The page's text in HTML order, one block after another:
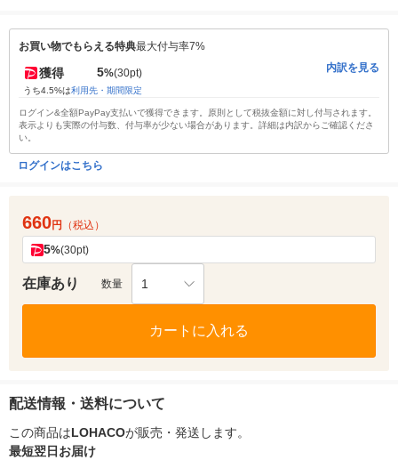
お買い物でもらえる特典最大付与率7%
獲得 5%(30pt)
うち4.5%は利用先・期間限定
内訳を見る
ログイン&全額PayPay支払いで獲得できます。原則として税抜金額に対し付与されます。
表示よりも実際の付与数、付与率が少ない場合があります。詳細は内訳からご確認くださ
い。
ログインはこちら
660円 （税込）
5%(30pt)
在庫あり 数量 1
カートに入れる
配送情報・送料について
この商品はLOHACOが販売・発送します。
最短翌日お届け